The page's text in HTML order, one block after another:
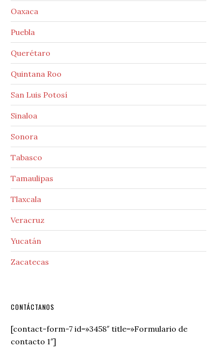
Oaxaca
Puebla
Querétaro
Quintana Roo
San Luis Potosí
Sinaloa
Sonora
Tabasco
Tamaulipas
Tlaxcala
Veracruz
Yucatán
Zacatecas
Secondary
Sidebar
CONTÁCTANOS
[contact-form-7 id=»3458″ title=»Formulario de
contacto 1″]